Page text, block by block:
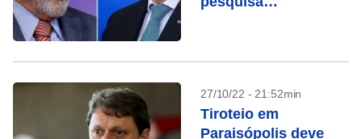
27/10/22 - 21:52min
Tiroteio em
Paraisópolis deve